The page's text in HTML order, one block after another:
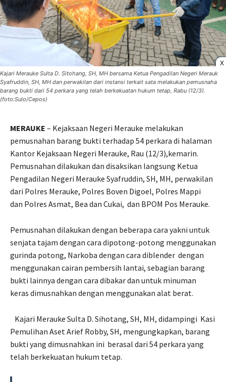
X
Kajari Merauke Sulta D. Sitohang, SH, MH bersama Ketua Pengadilan Negeri Merauk
Syafruddin, SH, MH dan perwakilan dari instansi terkait sata melakukan pemusnaha
barang bukti dari 54 perkara yang telah berkekuatan hukum tetap, Rabu (12/3).
(foto:Sulo/Cepos)
MERAUKE – Kejaksaan Negeri Merauke melakukan
pemusnahan barang bukti terhadap 54 perkara di halaman
Kantor Kejaksaan Negeri Merauke, Rau (12/3),kemarin.
Pemusnahan dilakukan dan disaksikan langsung Ketua
Pengadilan Negeri Merauke Syafruddin, SH, MH, perwakilan
dari Polres Merauke, Polres Boven Digoel, Polres Mappi
dan Polres Asmat, Bea dan Cukai, dan BPOM Pos Merauke.
Pemusnahan dilakukan dengan beberapa cara yakni untuk
senjata tajam dengan cara dipotong-potong menggunakan
gurinda potong, Narkoba dengan cara diblender dengan
menggunakan cairan pembersih lantai, sebagian barang
bukti lainnya dengan cara dibakar dan untuk minuman
keras dimusnahkan dengan menggunakan alat berat.
Kajari Merauke Sulta D. Sihotang, SH, MH, didampingi Kasi
Pemulihan Aset Arief Robby, SH, mengungkapkan, barang
bukti yang dimusnahkan ini berasal dari 54 perkara yang
telah berkekuatan hukum tetap.